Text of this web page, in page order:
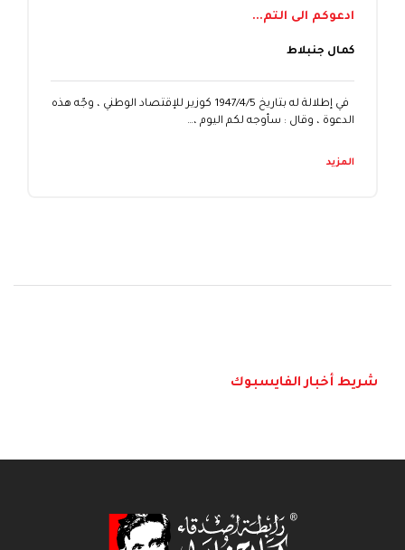
ادعوكم الى التم...
كمال جنبلاط
في إطلالة له بتاريخ 1947/4/5 كوزير للإقتصاد الوطني ، وجّه هذه
الدعوة ، وقال : سأوجه لكم اليوم ،…
المزيد
شريط أخبار الفايسبوك